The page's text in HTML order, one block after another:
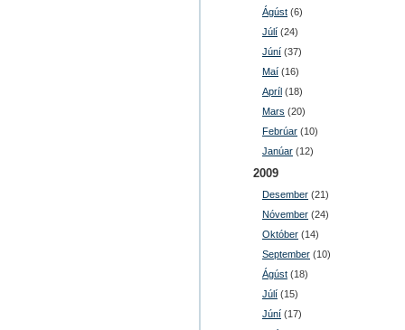
Ágúst (6)
Júlí (24)
Júní (37)
Maí (16)
Apríl (18)
Mars (20)
Febrúar (10)
Janúar (12)
2009
Desember (21)
Nóvember (24)
Október (14)
September (10)
Ágúst (18)
Júlí (15)
Júní (17)